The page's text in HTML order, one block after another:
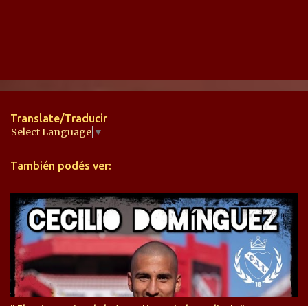
n
a
r
i
s
Translate/Traducir
Select Language ▼
También podés ver: